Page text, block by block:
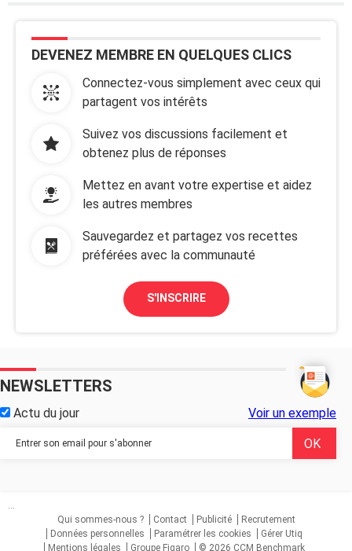
DEVENEZ MEMBRE EN QUELQUES CLICS
Connectez-vous simplement avec ceux qui
partagent vos intérêts
Suivez vos discussions facilement et
obtenez plus de réponses
Mettez en avant votre expertise et aidez
les autres membres
Sauvegardez et partagez vos recettes
préférées avec la communauté
S'INSCRIRE
NEWSLETTERS
Actu du jour Voir un exemple
...
Qui sommes-nous ?
Contact Publicité
Recrutement
Données personnelles
Paramétrer les cookies
Gérer Utiq
Mentions légales
Groupe Figaro © 2026 CCM Benchmark